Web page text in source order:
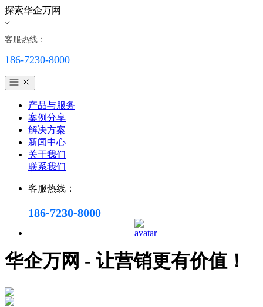
探索华企万网
客服热线：
186-7230-8000
产品与服务
案例分享
解决方案
新闻中心
关于我们
联系我们
客服热线：
186-7230-8000
华企万网 - 让营销更有价值！